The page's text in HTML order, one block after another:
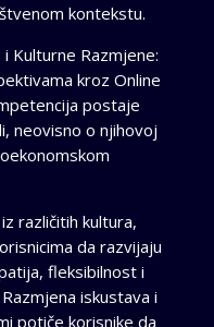
kontekstu.
Kulturne Razmjene:
kroz Online
postaje
neovisno o njihovoj
različitih kultura,
da razvijaju
fleksibilnost i
iskustava i
potiče korisnike da